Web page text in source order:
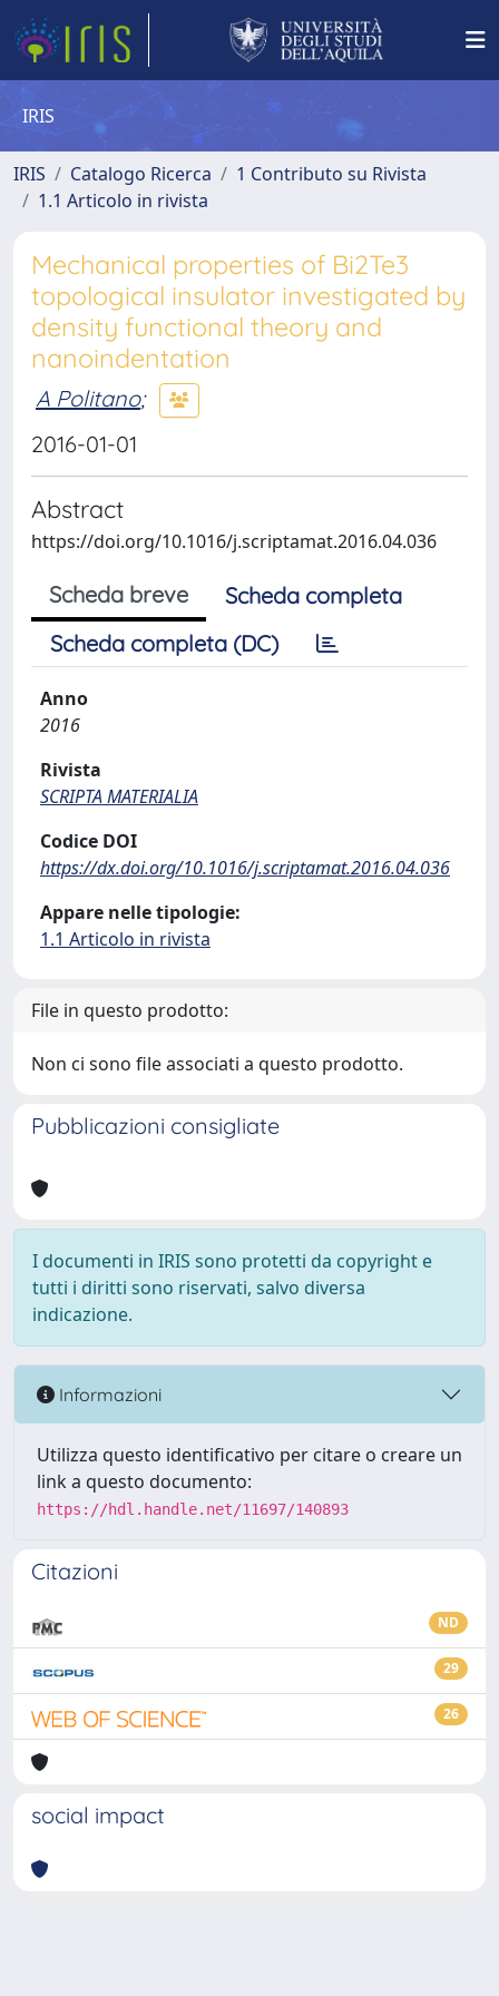
IRIS
IRIS Catalogo Ricerca
1 Contributo su Rivista
1.1 Articolo in rivista
Mechanical properties of Bi2Te3
topological insulator investigated by
density functional theory and
nanoindentation
A Politano;
2016-01-01
Abstract
https://doi.org/10.1016/j.scriptamat.2016.04.036
Scheda breve
Scheda completa
Scheda completa (DC)
Anno
2016
Rivista
SCRIPTA MATERIALIA
Codice DOI
https://dx.doi.org/10.1016/j.scriptamat.2016.04.036
Appare nelle tipologie:
1.1 Articolo in rivista
File in questo prodotto:
Non ci sono file associati a questo prodotto.
Pubblicazioni consigliate
I documenti in IRIS sono protetti da copyright e
tutti i diritti sono riservati, salvo diversa
indicazione.
Informazioni
Utilizza questo identificativo per citare o creare un
link a questo documento:
https://hdl.handle.net/11697/140893
Citazioni
ND
29
26
social impact